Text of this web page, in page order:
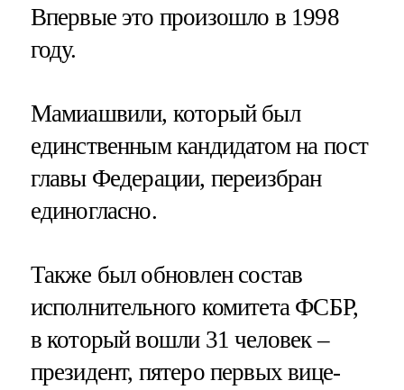
Впервые это произошло в 1998
году.
Мамиашвили, который был
единственным кандидатом на пост
главы Федерации, переизбран
единогласно.
Также был обновлен состав
исполнительного комитета ФСБР,
в который вошли 31 человек –
президент, пятеро первых вице-